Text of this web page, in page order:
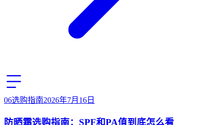
06选购指南2026年7月16日
防晒霜选购指南：SPF和PA值到底怎么看